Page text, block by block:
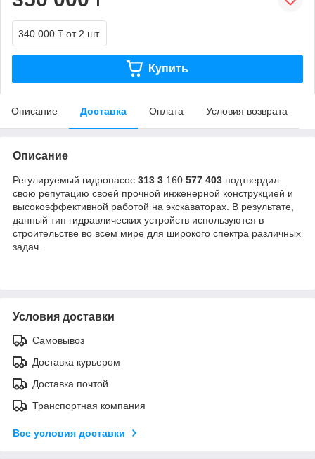
340 000 ₸ от 2 шт.
Купить
Описание Доставка Оплата Условия возврата
Описание
Регулируемый гидронасос 313 3 .160. 577 403 подтвердил
свою репутацию своей прочной инженерной конструкцией и
высокоэффективной работой на экскаваторах. В результате,
данный тип гидравлических устройств используются в
строительстве во всем мире для широкого спектра различных
задач.
Условия доставки
Самовывоз
Доставка курьером
Доставка почтой
Транспортная компания
Все условия доставки